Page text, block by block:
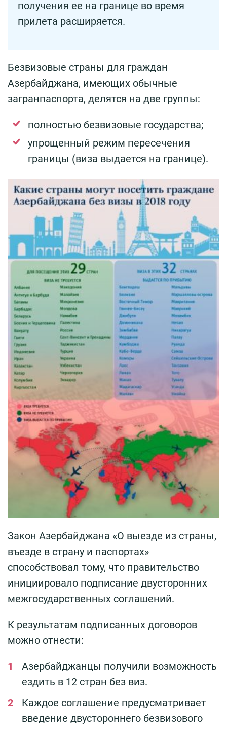
получения ее на границе во время
прилета расширяется.
Безвизовые страны для граждан
Азербайджана, имеющих обычные
загранпаспорта, делятся на две группы:
полностью безвизовые государства;
упрощенный режим пересечения
границы (виза выдается на границе).
Закон Азербайджана «О выезде из страны,
въезде в страну и паспортах»
способствовал тому, что правительство
инициировало подписание двусторонних
межгосударственных соглашений.
К результатам подписанных договоров
можно отнести:
Азербайджанцы получили возможность
ездить в 12 стран без виз.
Каждое соглашение предусматривает
введение двустороннего безвизового